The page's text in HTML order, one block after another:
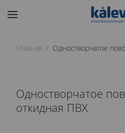
Главная Одностворчатое
Одностворчатое
откидная ПВХ